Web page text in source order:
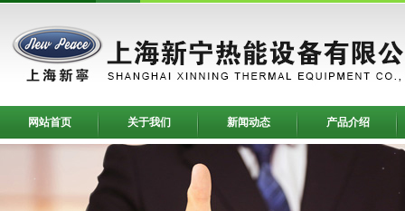
网站首页 关于我们 新闻动态 产品介绍